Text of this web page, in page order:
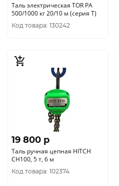
Таль электрическая TOR PA
500/1000 кг 20/10 м (серия Т)
Код товара: 130242
19 800 p
Таль ручная цепная HITCH
CH100, 5 т, 6 м
Код товара: 102374